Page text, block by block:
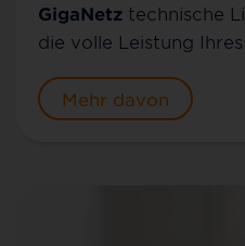
GigaNetz technische
die volle Leistung Ihres
Mehr davon